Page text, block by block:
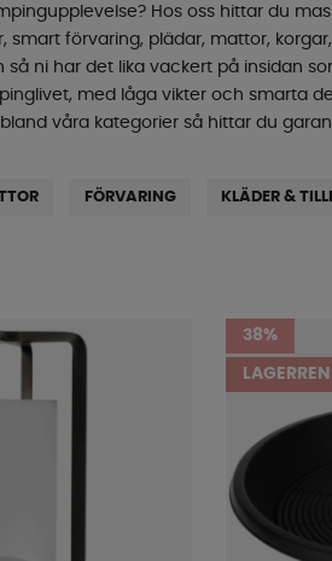
Hos oss hittar du
smart förvaring, plädar, mattor,
ni har det lika vackert på insidan
med låga vikter och smarta
våra kategorier så hittar du
FÖRVARING KLÄDER &
38%